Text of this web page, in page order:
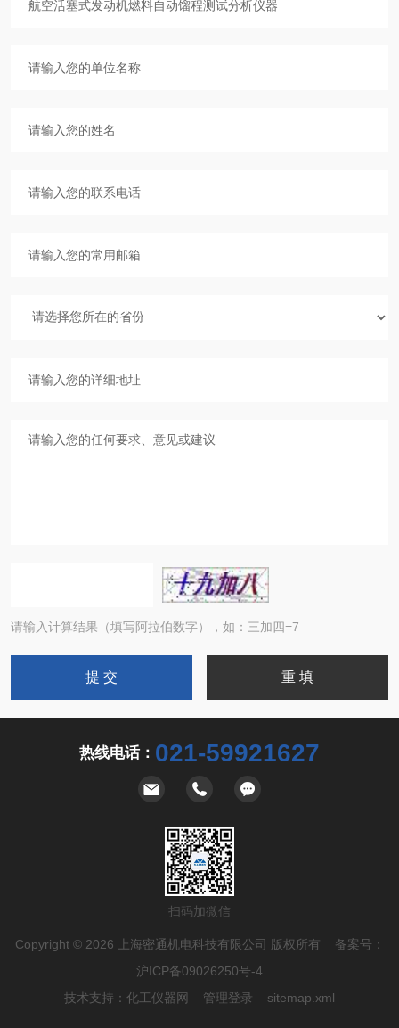
请输入计算结果（填写阿拉伯数字），如：三加四=7
热线电话： 021-59921627
扫码加微信
Copyright © 2026 上海密通机电科技有限公司 版权所有 备案号：
沪ICP备09026250号-4
技术支持： 化工仪器网 管理登录 sitemap.xml